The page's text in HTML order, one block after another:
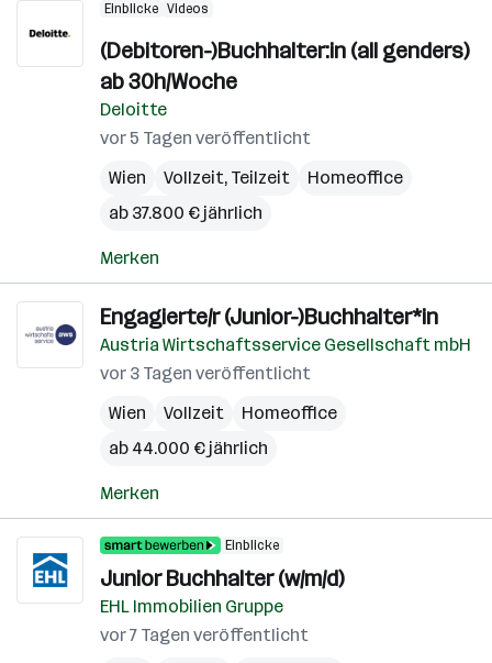
Einblicke Videos
(Debitoren-)Buchhalter:in (all genders)
ab 30h/Woche
Deloitte
vor 5 Tagen veröffentlicht
Wien
Vollzeit, Teilzeit
Homeoffice
ab 37.800 € jährlich
Merken
Engagierte/r (Junior-)Buchhalter*in
Austria Wirtschaftsservice Gesellschaft mbH
vor 3 Tagen veröffentlicht
Wien
Vollzeit
Homeoffice
ab 44.000 € jährlich
Merken
Einblicke
Junior Buchhalter (w/m/d)
EHL Immobilien Gruppe
vor 7 Tagen veröffentlicht